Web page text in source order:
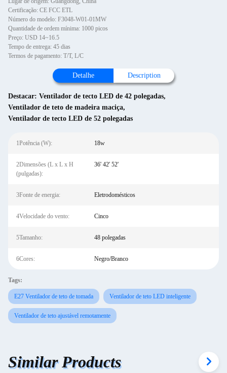
Certificação: CE FCC ETL
Número do modelo: F3048-W01-01MW
Quantidade de ordem mínima: 1000 picos
Preço: USD 14~16.5
Tempo de entrega: 45 dias
Termos de pagamento: T/T, L/C
Detalhe Description
Destacar: Ventilador de tecto LED de 42 polegadas,
Ventilador de teto de madeira maciça,
Ventilador de tecto LED de 52 polegadas
1Potência (W): 18w
2Dimensões (L x L x H
(pulgadas):
36' 42' 52'
3Fonte de energia: Eletrodomésticos
4Velocidade do vento: Cinco
5Tamanho: 48 polegadas
6Cores: Negro/Branco
Tags:
E27 Ventilador de teto de tomada Ventilador de teto LED inteligente
Ventilador de teto ajustável remotamente
Similar Products